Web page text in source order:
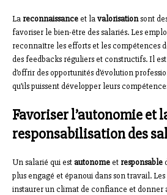
La reconnaissanceet lavalorisationsont
favoriser le bien-être des salariés. Les
reconnaître les efforts et les compétences
des feedbacks réguliers et constructifs. Il
d’offrir des opportunités d’évolution
qu’ils puissent développer leurs
Favoriser l’autonomie et
responsabilisation des
Un salarié qui estautonomeet responsable
plus engagé et épanoui dans son travail.
instaurer un climat de confiance et donner